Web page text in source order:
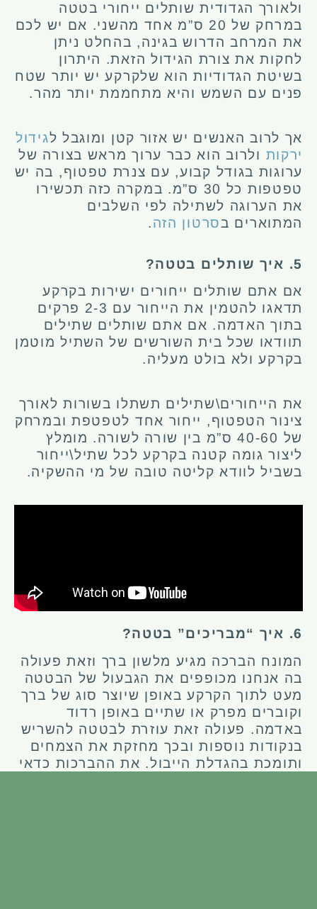
ולאורך הגדודית שותלים ייחורי בטטה
במרחק של 20 ס”מ אחד מהשני. אם יש לכם
את המרחב הדרוש בגינה, בהחלט ניתן
לחקות את צורת הגידול הזאת. היתרון
בשיטת הגדודיות הוא שלקרקע יש יותר שטח
פנים עם השמש והיא מתחממת יותר מהר.
אך לרוב האנשים יש אזור קטן ומוגבל לגידול
ירקות ולרוב הוא כבר ערוך מראש בצורה של
ערוגות בגודל קבוע, עם צנרת טפטוף, בה יש
טפטפות כל 30 ס”מ.
במקרה כזה תכשירו
את הערוגה לשתילה לפי השלבים
המתוארים בסרטון הזה.
5. איך שותלים בטטה?
אם אתם שותלים ייחורים ישירות בקרקע
תדאגו להטמין את הייחור עם 2-3 פרקים
בתוך האדמה. אם אתם שותלים שתילים
תוודאו שכל בית השורשים של השתיל מוטמן
בקרקע ולא בולט מעליה.
את הייחורים\שתילים תשתלו בשורות לאורך
צינור הטפטוף, ייחור אחד לטפטפת ובמרחק
של 40-60 ס”מ בין שורה לשורה.
מומלץ
ליצור גומה קטנה בקרקע לכל שתיל\ייחור
בשביל לוודא קליטה טובה של מי ההשקיה.
6. איך “מבריכים” בטטה?
המונח הברכה מגיע מלשון ברך וזאת פעולה
בה אנחנו מכופפים את הגבעול של הבטטה
מעט לתוך הקרקע באופן שיוצר סוג של ברך
וקוברים מפרק או שתיים באופן רדוד
באדמה. פעולה זאת עוזרת לבטטה להשריש
בנקודות נוספות ובכך מחזקת את הצמחים
ותומכת בהגדלת הייבול. את ההברכות כדאי